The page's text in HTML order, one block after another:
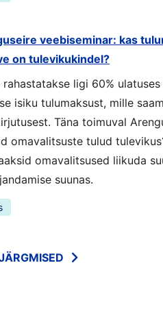
veebiseminar: kas
on tulevikukindel?
rahastatakse ligi 60%
isiku tulumaksust, mille
Täna toimuval
omavalitsuste tulud
omavalitsused liikuda
suunas.